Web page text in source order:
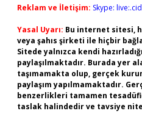
Reklam ve İletişim: Skype:
Yasal Uyarı: Bu internet sitesi,
veya şahıs şirketi ile hiçbir
Sitede yalnızca kendi
paylaşılmaktadır. Burada yer
taşımamakta olup, gerçek
paylaşım yapılmamaktadır.
benzerlikleri tamamen
taslak halindedir ve tavsiye